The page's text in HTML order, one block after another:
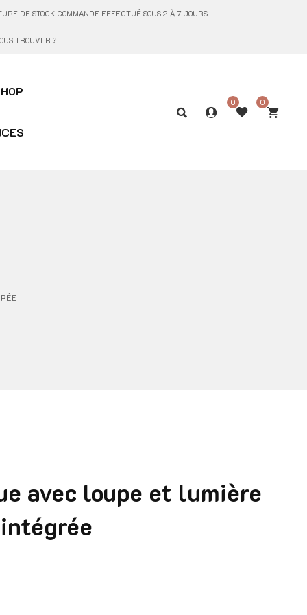
DE STOCK COMMANDE EFFECTUÉ SOUS 2 À 7 JOURS
TROUVER ?
0 0
avec loupe et lumière
intégrée
: 17,90 € à 30,00 €